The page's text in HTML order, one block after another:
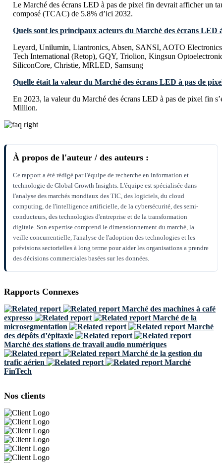
Le Marché des écrans LED à pas de pixel fin devrait afficher un
composé (TCAC) de 5.8% d’ici 2032.
Quels sont les principaux acteurs du Marché des écrans LED
Leyard, Unilumin, Liantronics, Absen, SANSI, AOTO
Tech International (Retop), GQY, Triolion, Kingsun
SiliconCore, Christie, MRLED, Samsung
Quelle était la valeur du Marché des écrans LED à pas de
En 2023, la valeur du Marché des écrans LED à pas de pixel fin
Million.
À propos de l'auteur / des auteurs :
Ce rapport a été rédigé par l'équipe de recherche en information et
technologie de Global Growth Insights. L'équipe est spécialisée dans
l'analyse des marchés mondiaux des TIC, des logiciels, du cloud
computing, de l'intelligence artificielle, de la cybersécurité, des semi-
conducteurs, des technologies d'entreprise et de la transformation
digitale. Son expertise comprend le dimensionnement du marché, la
veille concurrentielle, l'analyse de l'adoption des technologies et les
prévisions sectorielles à long terme pour aider les organisations a prendre
des décisions commerciales basées sur les données.
Rapports Connexes
Marché des machines à café
expresso
Marché de la
microsegmentation
Marché
des dépôts d’épitaxie
Marché des stations de travail audio numériques
Marché de la gestion du
trafic aérien
Marché
FinTech
Nos clients